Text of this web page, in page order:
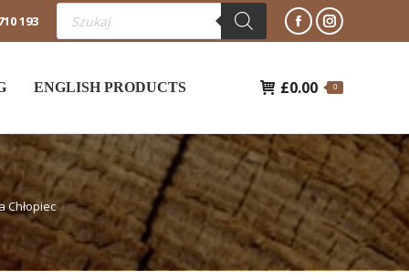
193
Wyszukiwarka
produktów
Facebook
się
nowym
oknie
Instagram
się
nowym
oknie
ENGLISH PRODUCTS £0.00 0
Chłopiec